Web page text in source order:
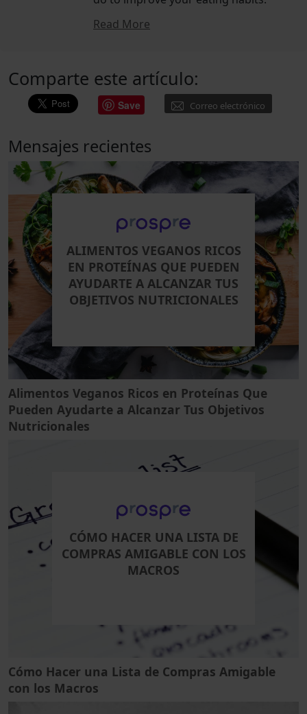
Read More
Comparte este artículo:
Save Correo electrónico
Mensajes recientes
ALIMENTOS VEGANOS RICOS
EN PROTEÍNAS QUE PUEDEN
AYUDARTE A ALCANZAR TUS
OBJETIVOS NUTRICIONALES
Alimentos Veganos Ricos en Proteínas Que
Pueden Ayudarte a Alcanzar Tus Objetivos
Nutricionales
CÓMO HACER UNA LISTA DE
COMPRAS AMIGABLE CON LOS
MACROS
Cómo Hacer una Lista de Compras Amigable
con los Macros